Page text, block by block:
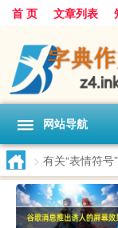
首 页 文章列表
网站导航
> 有关“表情符号